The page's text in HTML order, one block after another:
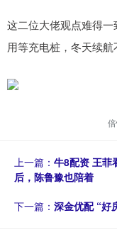
这二位大佬观点难得
用等充电桩，冬天续航
上一篇： 牛8配资 王菲
后，陈鲁豫也陪着
下一篇： 深金优配 “好